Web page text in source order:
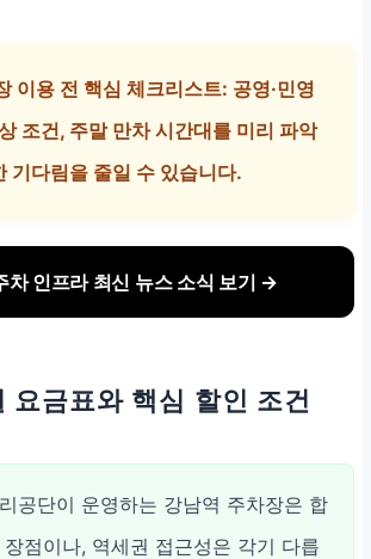
인근 상가 주차 제휴 및 전
강남 방문 만족도 향상
이용 전 핵심 체크리스트: 공영·민영
조건, 주말 만차 시간대를 미리 파악
기다림을 줄일 수 있습니다.
차 인프라 최신 뉴스 소식 보기 →
요금표와 핵심 할인 조건
공단이 운영하는 강남역 주차장은 합
점이나, 역세권 접근성은 각기 다릅